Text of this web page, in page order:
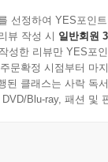
선정하여 YES포인
뷰 작성 시 일반회원
성한 리뷰만 YES포
문확정 시점부터 마
된 클래스는 사락 독
Blu-ray, 패션 및